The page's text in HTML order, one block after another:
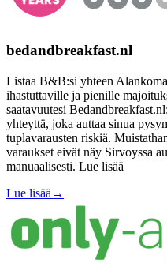
bedandbreakfast.nl
Listaa B&B:si yhteen
ihastuttaville ja pienille
saatavuutesi
yhteyttä, joka auttaa sinua
tuplavarausten riskiä.
varaukset eivät näy Sirvoyssa
manuaalisesti. Lue lisää
Lue lisää →